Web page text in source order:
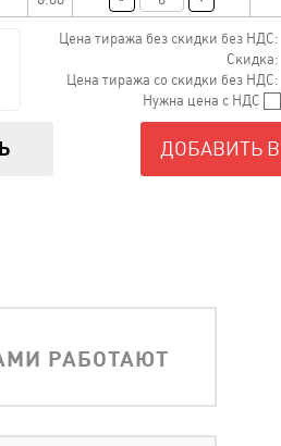
Цена тиража без скидки без НДС:
Скидка:
Цена тиража со скидки без НДС:
Нужна цена с НДС
ДОБАВИТЬ
РАБОТАЮТ